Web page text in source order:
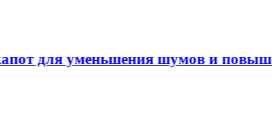
уменьшения шумов и повышения